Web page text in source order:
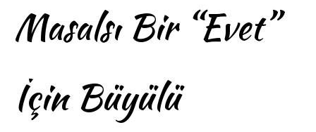
Masalsı Bir “Evet”
İçin Büyülü